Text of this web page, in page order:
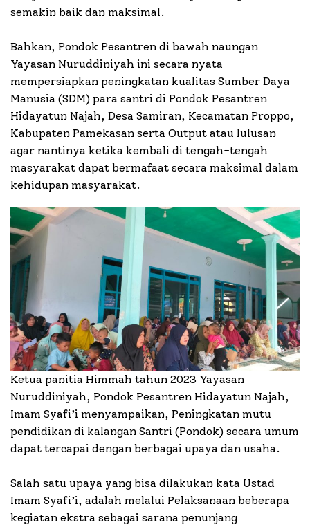
semakin baik dan maksimal.
Bahkan, Pondok Pesantren di bawah naungan
Yayasan Nuruddiniyah ini secara nyata
mempersiapkan peningkatan kualitas Sumber Daya
Manusia (SDM) para santri di Pondok Pesantren
Hidayatun Najah, Desa Samiran, Kecamatan Proppo,
Kabupaten Pamekasan serta Output atau lulusan
agar nantinya ketika kembali di tengah-tengah
masyarakat dapat bermafaat secara maksimal dalam
kehidupan masyarakat.
Ketua panitia Himmah tahun 2023 Yayasan
Nuruddiniyah, Pondok Pesantren Hidayatun Najah,
Imam Syafi’i menyampaikan, Peningkatan mutu
pendidikan di kalangan Santri (Pondok) secara umum
dapat tercapai dengan berbagai upaya dan usaha.
Salah satu upaya yang bisa dilakukan kata Ustad
Imam Syafi’i, adalah melalui Pelaksanaan beberapa
kegiatan ekstra sebagai sarana penunjang